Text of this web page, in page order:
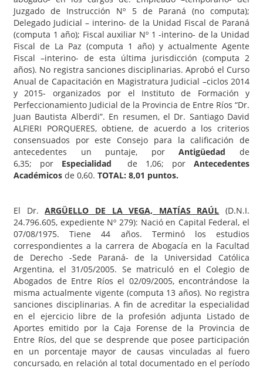
Juzgado de Instrucción Nº 5 de Paraná (no computa);
Delegado Judicial – interino- de la Unidad Fiscal de Paraná
(computa 1 año); Fiscal auxiliar Nº 1 -interino- de la Unidad
Fiscal de La Paz (computa 1 año) y actualmente Agente
Fiscal –interino- de esta última jurisdicción (computa 2
años). No registra sanciones disciplinarias. Aprobó el Curso
Anual de Capacitación en Magistratura Judicial –ciclos 2014
y 2015- organizados por el Instituto de Formación y
Perfeccionamiento Judicial de la Provincia de Entre Ríos “Dr.
Juan Bautista Alberdi”. En resumen, el Dr. Santiago David
ALFIERI PORQUERES, obtiene, de acuerdo a los criterios
consensuados por este Consejo para la calificación de
antecedentes un puntaje, porAntigüedadde
6,35; por Especialidadde 1,06; porAntecedentes
Académicos de 0,60. TOTAL: 8,01 puntos.
El Dr.ARGÜELLO DE LA VEGA, MATÍAS RAÚL (D.N.I.
24.796.605, expediente Nº 279): Nació en Capital Federal, el
07/08/1975. Tiene 44 años. Terminó los estudios
correspondientes a la carrera de Abogacía en la Facultad
de Derecho -Sede Paraná- de la Universidad Católica
Argentina, el 31/05/2005. Se matriculó en el Colegio de
Abogados de Entre Ríos el 02/09/2005, encontrándose la
misma actualmente vigente (computa 13 años). No registra
sanciones disciplinarias. A fin de acreditar la especialidad
en el ejercicio libre de la profesión adjunta Listado de
Aportes emitido por la Caja Forense de la Provincia de
Entre Ríos, del que se desprende que posee participación
en un porcentaje mayor de causas vinculadas al fuero
concursado, en relación al total documentado en el período